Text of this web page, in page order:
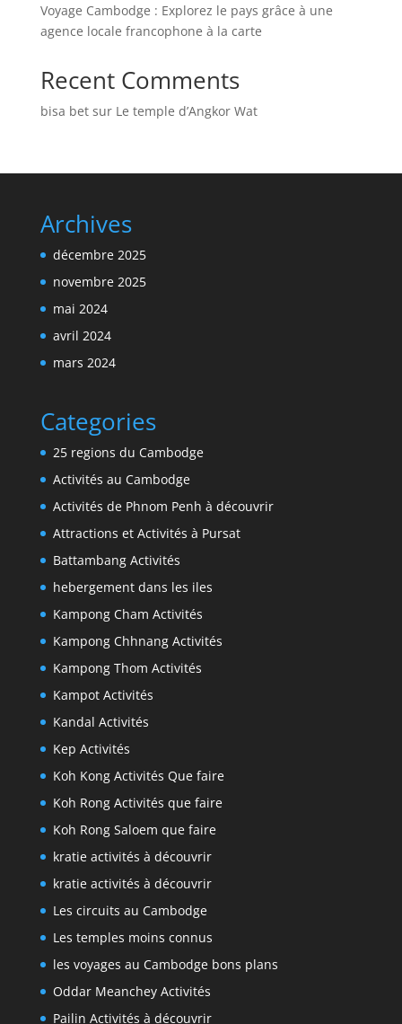
Voyage Cambodge : Explorez le pays grâce à une
agence locale francophone à la carte
Recent Comments
bisa betsur Le temple d’Angkor Wat
Archives
décembre 2025
novembre 2025
mai 2024
avril 2024
mars 2024
Categories
25 regions du Cambodge
Activités au Cambodge
Activités de Phnom Penh à découvrir
Attractions et Activités à Pursat
Battambang Activités
hebergement dans les iles
Kampong Cham Activités
Kampong Chhnang Activités
Kampong Thom Activités
Kampot Activités
Kandal Activités
Kep Activités
Koh Kong Activités Que faire
Koh Rong Activités que faire
Koh Rong Saloem que faire
kratie activités à découvrir
kratie activités à découvrir
Les circuits au Cambodge
Les temples moins connus
les voyages au Cambodge bons plans
Oddar Meanchey Activités
Pailin Activités à découvrir